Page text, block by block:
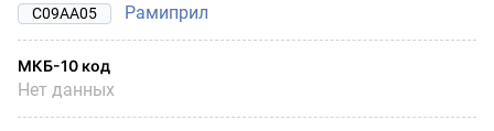
C09AA05 Рамиприл
МКБ-10 код
Нет данных